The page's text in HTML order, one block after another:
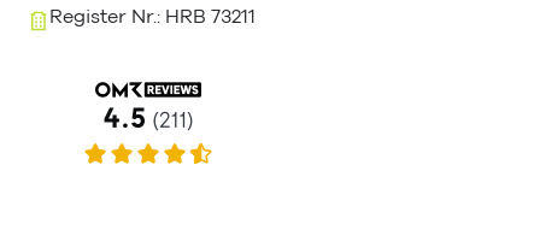
Register Nr.: HRB 73211